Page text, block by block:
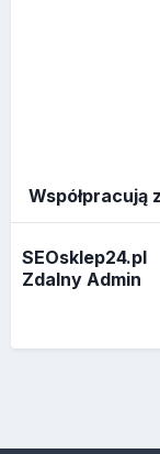
Współpracują
SEOsklep24.pl
Zdalny Admin